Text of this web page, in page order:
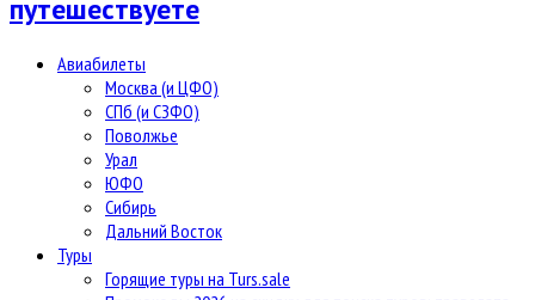
путешествуете
Авиабилеты
Москва (и ЦФО)
СПб (и СЗФО)
Поволжье
Урал
ЮФО
Сибирь
Дальний Восток
Туры
Горящие туры на Turs.sale